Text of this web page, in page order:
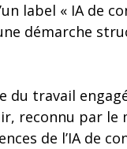
label « IA de
démarche
du travail
reconnu par le
de l’IA de